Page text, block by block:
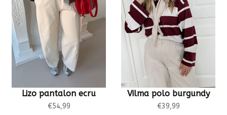
Lizo pantalon ecru
€54,99
Vilma polo burgundy
€39,99